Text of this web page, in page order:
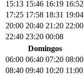
15:13 15:46 16:19 16:52
17:25 17:58 18:31 19:04
20:00 20:40 21:20 22:00
22:40 23:20 00:08
Domingos
06:00 06:40 07:20 08:00
08:40 09:40 10:20 11:00